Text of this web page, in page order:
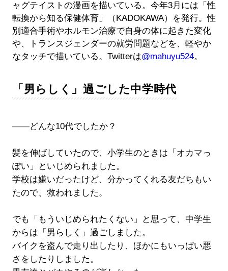
ャグテイストの漫画を描いている。今年3月には「性
転換から知る保健体育」（KADOKAWA）を発行。性
別適合手術やホルモン治療で自身の体に起きた変化
や、トランスジェンダーの就労問題などを、軽やか
なタッチで描いている。Twitterは@mahuyu524。
「男らしく」過ごした中学時代
――どんな10代でしたか？
髪を伸ばしていたので、小学生のときは「オカマっ
ぽい」といじめられました。
学校は嫌いだったけど、分かってくれる友だちもい
たので、救われました。
でも「もういじめられたくない」と思って、中学生
からは「男らしく」過ごしました。
バイクを盗んで走り出したり、ほかにもいっぱい悪
さをしたりしました。